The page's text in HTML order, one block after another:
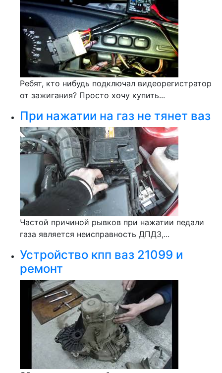
Ребят, кто нибудь подключал видеорегистратор
от зажигания? Просто хочу купить...
При нажатии на газ не тянет ваз
Частой причиной рывков при нажатии педали
газа является неисправность ДПДЗ,...
Устройство кпп ваз 21099 и
ремонт